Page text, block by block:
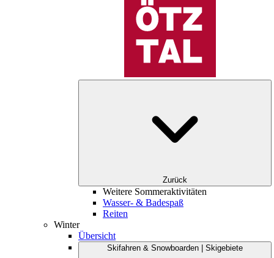
Zurück
Weitere Sommeraktivitäten
Wasser- & Badespaß
Reiten
Winter
Übersicht
Skifahren & Snowboarden | Skigebiete